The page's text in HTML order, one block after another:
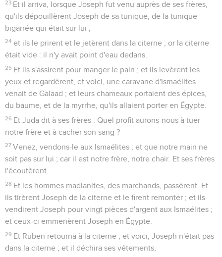
23 Et il arriva, lorsque Joseph fut venu auprès de ses frères,
qu'ils dépouillèrent Joseph de sa tunique, de la tunique
bigarrée qui était sur lui ;
24 et ils le prirent et le jetèrent dans la citerne ; or la citerne
était vide : il n'y avait point d'eau dedans.
25 Et ils s'assirent pour manger le pain ; et ils levèrent les
yeux et regardèrent, et voici, une caravane d'Ismaélites
venait de Galaad ; et leurs chameaux portaient des épices,
du baume, et de la myrrhe, qu'ils allaient porter en Égypte.
26 Et Juda dit à ses frères : Quel profit aurons-nous à tuer
notre frère et à cacher son sang ?
27 Venez, vendons-le aux Ismaélites ; et que notre main ne
soit pas sur lui ; car il est notre frère, notre chair. Et ses frères
l'écoutèrent.
28 Et les hommes madianites, des marchands, passèrent. Et
ils tirèrent Joseph de la citerne et le firent remonter ; et ils
vendirent Joseph pour vingt pièces d'argent aux Ismaélites ;
et ceux-ci emmenèrent Joseph en Égypte.
29 Et Ruben retourna à la citerne ; et voici, Joseph n'était pas
dans la citerne ; et il déchira ses vêtements,